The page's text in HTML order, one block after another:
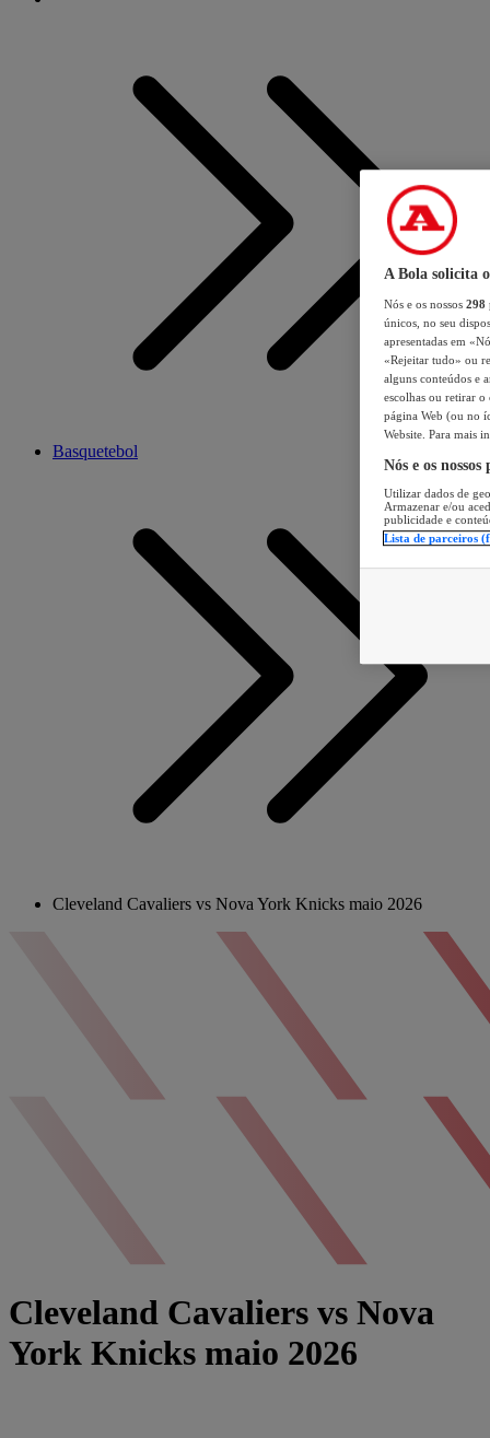
Basquetebol
Cleveland Cavaliers vs Nova York Knicks maio 2026
Cleveland Cavaliers vs Nova
York Knicks maio 2026
A Bola solicita
Nós e os nossos 298
únicos, no seu
apresentadas em
«Rejeitar tudo» ou
alguns conteúdos e
escolhas ou retirar
página Web (ou no
Website. Para mais
Nós e os
Utilizar dados de
Armazenar e/ou
publicidade e
Lista de parceiros